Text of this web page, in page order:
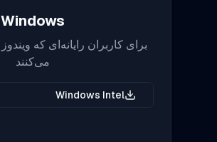
Windows
می‌کنند
Windows Intel